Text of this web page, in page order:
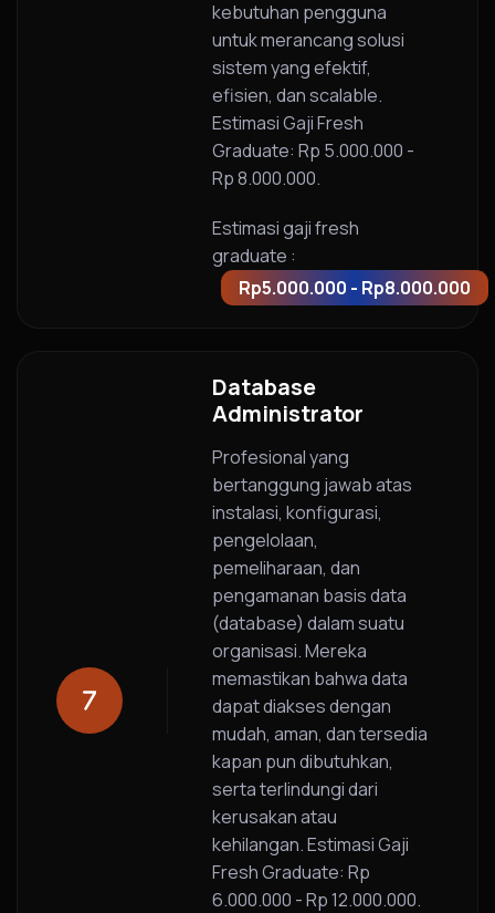
kebutuhan pengguna
untuk merancang solusi
sistem yang efektif,
efisien, dan scalable.
Estimasi Gaji Fresh
Graduate: Rp 5.000.000 -
Rp 8.000.000.
Estimasi gaji fresh
graduate :
Rp5.000.000 - Rp8.000.000
Database
Administrator
Profesional yang
bertanggung jawab atas
instalasi, konfigurasi,
pengelolaan,
pemeliharaan, dan
pengamanan basis data
(database) dalam suatu
organisasi. Mereka
memastikan bahwa data
dapat diakses dengan
mudah, aman, dan tersedia
kapan pun dibutuhkan,
serta terlindungi dari
kerusakan atau
kehilangan. Estimasi Gaji
Fresh Graduate: Rp
6.000.000 - Rp 12.000.000.